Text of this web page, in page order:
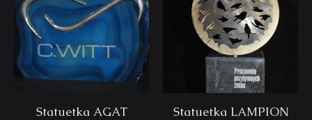
Statuetka AGAT Statuetka LAMPION